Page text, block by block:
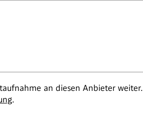
an diesen Anbieter weiter.
.